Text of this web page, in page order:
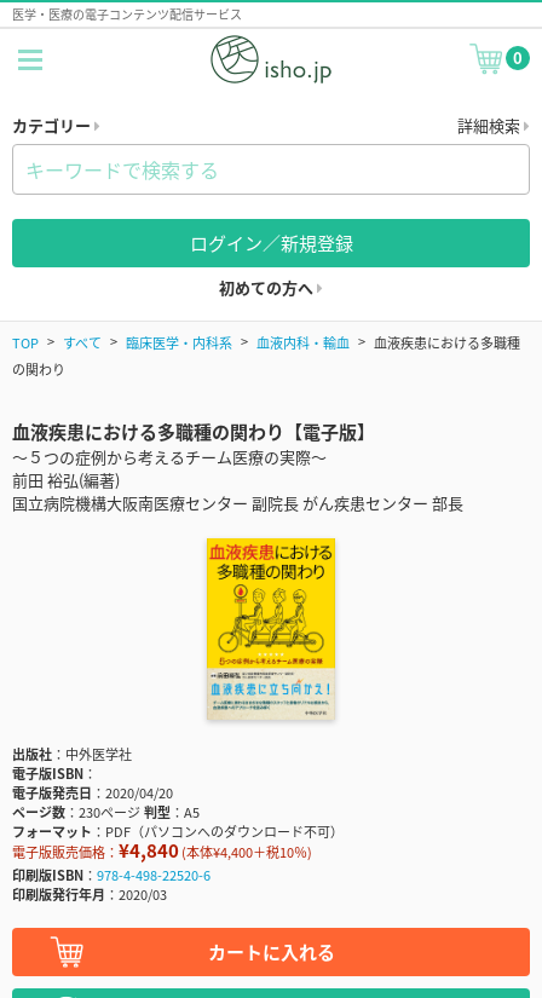
医学・医療の電子コンテンツ配信サービス
0
カテゴリー 詳細検索
ログイン／新規登録
初めての方へ
TOP すべて 臨床医学・内科系 血液内科・輸血
血液疾患における多職種
の関わり
血液疾患における多職種の関わり【電子版】
〜５つの症例から考えるチーム医療の実際〜
前田 裕弘(編著)
国立病院機構大阪南医療センター 副院長 がん疾患センター 部長
出版社
中外医学社
電子版ISBN
電子版発売日
2020/04/20
ページ数
230ページ判型
A5
フォーマット
PDF（パソコンへのダウンロード不可）
電子版販売価格： ¥4,840(本体¥4,400＋税10％)
印刷版ISBN
978-4-498-22520-6
印刷版発行年月
2020/03
カートに入れる